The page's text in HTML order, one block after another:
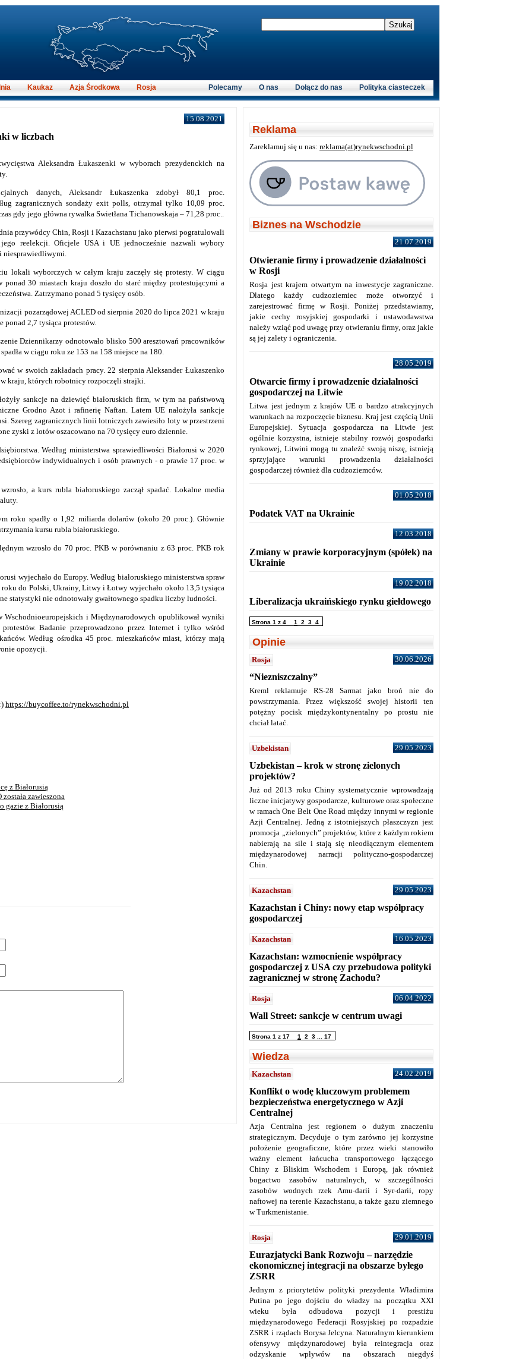
15.08.2021
w liczbach
Aleksandra Łukaszenki w wyborach prezydenckich na
danych, Aleksandr Łukaszenka zdobył 80,1 proc.
zagranicznych sondaży exit polls, otrzymał tylko 10,09 proc.
gdy jego główna rywalka Swietłana Tichanowskaja – 71,28 proc..
przywódcy Chin, Rosji i Kazachstanu jako pierwsi pogratulowali
jego reelekcji. Oficjele USA i UE jednocześnie nazwali wybory
niesprawiedliwymi.
lokali wyborczych w całym kraju zaczęły się protesty. W ciągu
ponad 30 miastach kraju doszło do starć między protestującymi a
Zatrzymano ponad 5 tysięcy osób.
pozarządowej ACLED od sierpnia 2020 do lipca 2021 w kraju
ponad 2,7 tysiąca protestów.
Dziennikarzy odnotowało blisko 500 aresztowań pracowników
w ciągu roku ze 153 na 158 miejsce na 180.
w swoich zakładach pracy.22 sierpnia Aleksander Łukaszenko
kraju, których robotnicy rozpoczęli strajki.
sankcje na dziewięć białoruskich firm, w tym na państwową
Grodno Azot i rafinerię Naftan. Latem UE nałożyła sankcje
Szereg zagranicznych linii lotniczych zawiesiło loty w przestrzeni
zyski z lotów oszacowano na 70 tysięcy euro dziennie.
Według ministerstwa sprawiedliwości Białorusi w 2020
indywidualnych i osób prawnych - o prawie 17 proc. w
a kurs rubla białoruskiego zaczął spadać.Lokalne media
roku spadły o 1,92 miliarda dolarów (około 20 proc.). Głównie
kursu rubla białoruskiego.
wzrosło do 70 proc. PKB w porównaniu z 63 proc. PKB rok
wyjechało do Europy.Według białoruskiego ministerstwa spraw
do Polski, Ukrainy, Litwy i Łotwy wyjechało około 13,5 tysiąca
statystyki nie odnotowały gwałtownego spadku liczby ludności.
i Międzynarodowych opublikował wyniki
Badanie przeprowadzono przez Internet i tylko wśród
Według ośrodka 45 proc. mieszkańców miast, którzy mają
opozycji.
https://buycoffee.to/rynekwschodni.pl
z Białorusią
zawieszona
gazie z Białorusią
Kaukaz Azja Środkowa Rosja Polityka ciasteczek
Dołącz do nas
O nas
Polecamy
Reklama
Zareklamuj się u nas: reklama(at)rynekwschodni.pl
Biznes na Wschodzie
21.07.2019
Otwieranie firmy i prowadzenie działalności
w Rosji
Rosja jest krajem otwartym na inwestycje zagraniczne.
Dlatego każdy cudzoziemiec może otworzyć i
zarejestrować firmę w Rosji. Poniżej przedstawiamy,
jakie cechy rosyjskiej gospodarki i ustawodawstwa
należy wziąć pod uwagę przy otwieraniu firmy, oraz jakie
są jej zalety i ograniczenia.
28.05.2019
Otwarcie firmy i prowadzenie działalności
gospodarczej na Litwie
Litwa jest jednym z krajów UE o bardzo atrakcyjnych
warunkach na rozpoczęcie biznesu. Kraj jest częścią Unii
Europejskiej. Sytuacja gospodarcza na Litwie jest
ogólnie korzystna, istnieje stabilny rozwój gospodarki
rynkowej, Litwini mogą tu znaleźć swoją niszę, istnieją
sprzyjające warunki prowadzenia działalności
gospodarczej również dla cudzoziemców.
01.05.2018
Podatek VAT na Ukrainie
12.03.2018
Zmiany w prawie korporacyjnym (spółek) na
Ukrainie
19.02.2018
Liberalizacja ukraińskiego rynku giełdowego
Strona 1 z 4 1 2 3 4
Opinie
Rosja 30.06.2026
“Niezniszczalny”
Kreml reklamuje RS-28 Sarmat jako broń nie do
powstrzymania. Przez większość swojej historii ten
potężny pocisk międzykontynentalny po prostu nie
chciał latać.
Uzbekistan 29.05.2023
Uzbekistan – krok w stronę zielonych
projektów?
Już od 2013 roku Chiny systematycznie wprowadzają
liczne inicjatywy gospodarcze, kulturowe oraz społeczne
w ramach One Belt One Road między innymi w regionie
Azji Centralnej. Jedną z istotniejszych płaszczyzn jest
promocja „zielonych” projektów, które z każdym rokiem
nabierają na sile i stają się nieodłącznym elementem
międzynarodowej narracji polityczno-gospodarczej
Chin.
Kazachstan 29.05.2023
Kazachstan i Chiny: nowy etap współpracy
gospodarczej
Kazachstan 16.05.2023
Kazachstan: wzmocnienie współpracy
gospodarczej z USA czy przebudowa polityki
zagranicznej w stronę Zachodu?
Rosja 06.04.2022
Wall Street: sankcje w centrum uwagi
Strona 1 z 17 1 2 3 17
Wiedza
Kazachstan 24.02.2019
Konflikt o wodę kluczowym problemem
bezpieczeństwa energetycznego w Azji
Centralnej
Azja Centralna jest regionem o dużym znaczeniu
strategicznym. Decyduje o tym zarówno jej korzystne
położenie geograficzne, które przez wieki stanowiło
ważny element łańcucha transportowego łączącego
Chiny z Bliskim Wschodem i Europą, jak również
bogactwo zasobów naturalnych, w szczególności
zasobów wodnych rzek Amu-darii i Syr-darii, ropy
naftowej na terenie Kazachstanu, a także gazu ziemnego
w Turkmenistanie.
Rosja 29.01.2019
Eurazjatycki Bank Rozwoju – narzędzie
ekonomicznej integracji na obszarze byłego
ZSRR
Jednym z priorytetów polityki prezydenta Władimira
Putina po jego dojściu do władzy na początku XXI
wieku była odbudowa pozycji i prestiżu
międzynarodowego Federacji Rosyjskiej po rozpadzie
ZSRR i rządach Borysa Jelcyna. Naturalnym kierunkiem
ofensywy międzynarodowej była reintegracja oraz
odzyskanie wpływów na obszarach niegdyś